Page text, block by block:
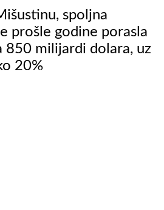
spoljna
prošle godine porasla
850 milijardi dolara, uz
20%